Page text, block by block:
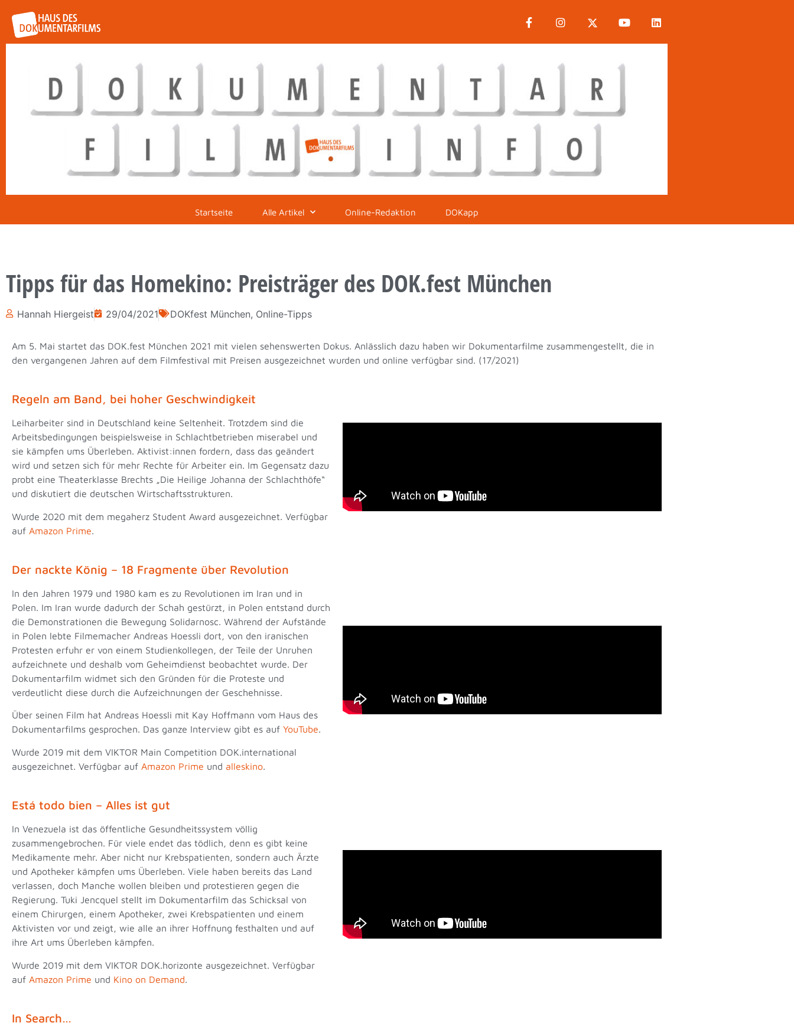
Startseite Alle Artikel Online-Redaktion DOKapp
Tipps für das Homekino: Preisträger des DOK.fest München
Hannah Hiergeist 29/04/2021 DOKfest München, Online-Tipps
Am 5. Mai startet das DOK.fest München 2021 mit vielen sehenswerten Dokus. Anlässlich dazu haben wir Dokumentarfilme zusammengestellt, die in
den vergangenen Jahren auf dem Filmfestival mit Preisen ausgezeichnet wurden und online verfügbar sind. (17/2021)
Regeln am Band, bei hoher Geschwindigkeit
Leiharbeiter sind in Deutschland keine Seltenheit. Trotzdem sind die
Arbeitsbedingungen beispielsweise in Schlachtbetrieben miserabel und
sie kämpfen ums Überleben. Aktivist:innen fordern, dass das geändert
wird und setzen sich für mehr Rechte für Arbeiter ein. Im Gegensatz dazu
probt eine Theaterklasse Brechts „Die Heilige Johanna der Schlachthöfe“
und diskutiert die deutschen Wirtschaftsstrukturen.
Wurde 2020 mit dem megaherz Student Award ausgezeichnet. Verfügbar
auf Amazon Prime.
Der nackte König – 18 Fragmente über Revolution
In den Jahren 1979 und 1980 kam es zu Revolutionen im Iran und in
Polen. Im Iran wurde dadurch der Schah gestürzt, in Polen entstand durch
die Demonstrationen die Bewegung Solidarnosc. Während der Aufstände
in Polen lebte Filmemacher Andreas Hoessli dort, von den iranischen
Protesten erfuhr er von einem Studienkollegen, der Teile der Unruhen
aufzeichnete und deshalb vom Geheimdienst beobachtet wurde. Der
Dokumentarfilm widmet sich den Gründen für die Proteste und
verdeutlicht diese durch die Aufzeichnungen der Geschehnisse.
Über seinen Film hat Andreas Hoessli mit Kay Hoffmann vom Haus des
Dokumentarfilms gesprochen. Das ganze Interview gibt es auf YouTube.
Wurde 2019 mit dem VIKTOR Main Competition DOK.international
ausgezeichnet. Verfügbar auf Amazon Prime und alleskino.
Está todo bien – Alles ist gut
In Venezuela ist das öffentliche Gesundheitssystem völlig
zusammengebrochen. Für viele endet das tödlich, denn es gibt keine
Medikamente mehr. Aber nicht nur Krebspatienten, sondern auch Ärzte
und Apotheker kämpfen ums Überleben. Viele haben bereits das Land
verlassen, doch Manche wollen bleiben und protestieren gegen die
Regierung. Tuki Jencquel stellt im Dokumentarfilm das Schicksal von
einem Chirurgen, einem Apotheker, zwei Krebspatienten und einem
Aktivisten vor und zeigt, wie alle an ihrer Hoffnung festhalten und auf
ihre Art ums Überleben kämpfen.
Wurde 2019 mit dem VIKTOR DOK.horizonte ausgezeichnet. Verfügbar
auf Amazon Prime und Kino on Demand.
In Search…